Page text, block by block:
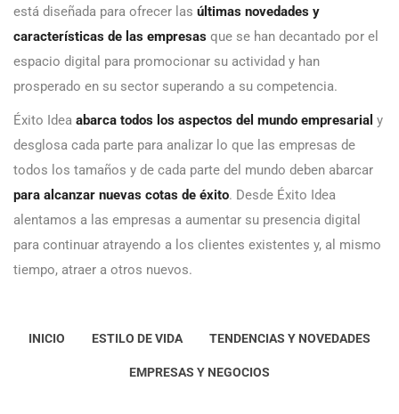
está diseñada para ofrecer las últimas novedades y
características de las empresas que se han decantado por el
espacio digital para promocionar su actividad y han
prosperado en su sector superando a su competencia.
Éxito Idea abarca todos los aspectos del mundo empresarial y
desglosa cada parte para analizar lo que las empresas de
todos los tamaños y de cada parte del mundo deben abarcar
para alcanzar nuevas cotas de éxito. Desde Éxito Idea
alentamos a las empresas a aumentar su presencia digital
para continuar atrayendo a los clientes existentes y, al mismo
tiempo, atraer a otros nuevos.
INICIO ESTILO DE VIDA TENDENCIAS Y NOVEDADES
EMPRESAS Y NEGOCIOS